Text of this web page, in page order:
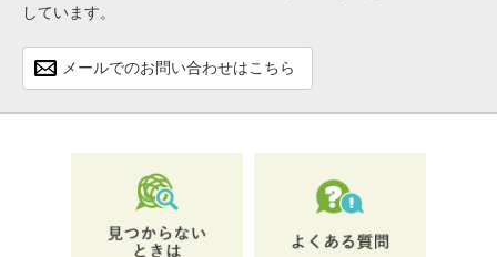
しています。
メールでのお問い合わせはこちら